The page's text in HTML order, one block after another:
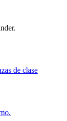
de clase